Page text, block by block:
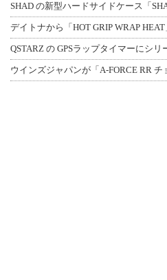
SHAD の新型ハードサイドケース「
デイトナから「HOT GRIP WRAP
QSTARZ の GPSラップタイマーにシ
ウインズジャパンが「A-FORCE RR